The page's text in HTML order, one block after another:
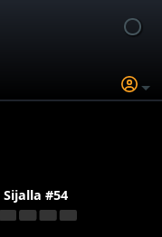
Sijalla #54